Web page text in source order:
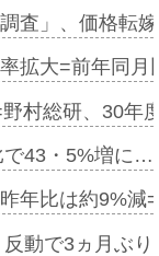
査」、価格転
拡大=前年同
村総研、30年
で43・5%増に…
年比は約9%
動で3ヵ月ぶ